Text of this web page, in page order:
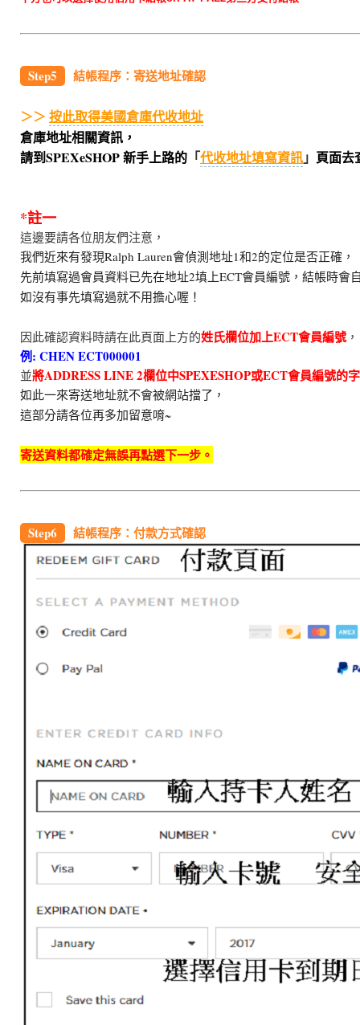
Step5 結帳程序：寄送地址確認
＞＞ 按此取得美國倉庫代收地址
倉庫地址相關資訊，
請到SPEXeSHOP 新手上路的 「代收地址填寫資訊 」 頁面去
*註一
這邊要請各位朋友們注意，
我們近來有發現Ralph Lauren會偵測地址1和2的定位是否正確，
先前填寫過會員資料已先在地址2填上ECT會員編號，結帳時會
如沒有事先填寫過就不用擔心喔！
因此確認資料時請在此頁面上方的姓氏欄位加上ECT會員編號，
例: CHEN ECT000001
並將ADDRESS LINE 2欄位中SPEXESHOP或ECT會員編號的
如此一來寄送地址就不會被網站擋了，
這部分請各位再多加留意唷~
寄送資料都確定無誤再點選下一步。
Step6 結帳程序：付款方式確認